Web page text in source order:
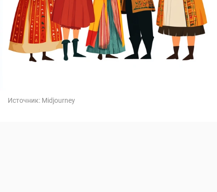
Источник: Midjourney